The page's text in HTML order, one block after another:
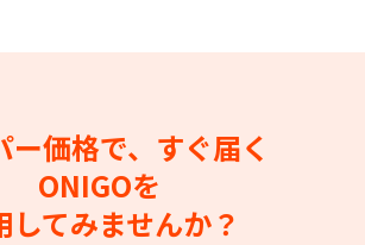
ー価格で、すぐ届く
ONIGOを
してみませんか？